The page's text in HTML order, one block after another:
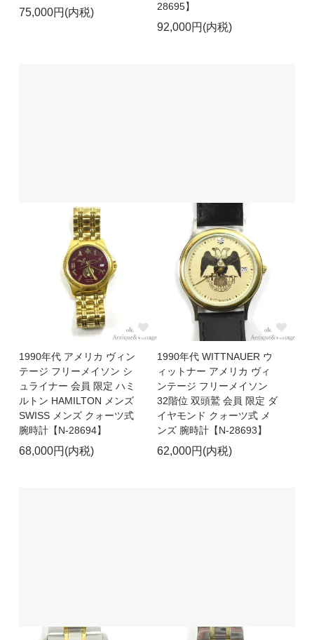
75,000円(内税)
28695】
92,000円(内税)
1990年代 アメリカ ヴィン
テージ フリーメイソン シ
ュライナー 会員 限定 ハミ
ルトン HAMILTON メンズ
SWISS メンズ クォーツ式
腕時計【N-28694】
68,000円(内税)
1990年代 WITTNAUER ウ
ィットナー アメリカ ヴィ
ンテージ フリーメイソン
32階位 双頭鷲 会員 限定 ダ
イヤモンド クォーツ式 メ
ンズ 腕時計【N-28693】
62,000円(内税)